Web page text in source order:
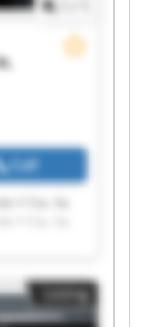
Call
Y Cia, Sa
Y Cia, Sa
Y Cia, SaListing